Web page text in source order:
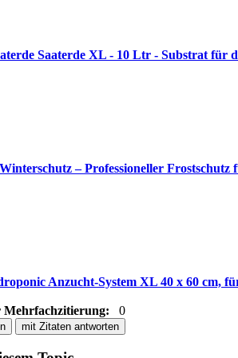
Saaterde XL - 10 Ltr - Substrat für
– Professioneller Frostschutz
Anzucht-System XL 40 x 60 cm,
Mehrfachzitierung:
0
mit Zitaten antworten